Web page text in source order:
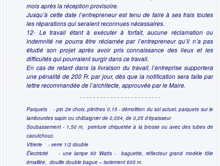
mois après la réception provisoire.
Jusqu’à cette date l’entrepreneur est tenu de faire à ses frais toutes
les réparations qui seraient reconnues nécessaires.
12- Le travail étant à exécuter à forfait, aucune réclamation ou
indemnité ne pourra être réclamée par l’entrepreneur qu’il n’a pas
étudié son projet après avoir pris connaissance des lieux et les
difficultés qui pourraient surgir dans ce travail.
En cas de retard dans la livraison du travail, l’entreprise supportera
une pénalité de 200 Fr. par jour, dès que la notification sera faite par
lettre recommandée de l’architecte, approuvée par le Maire.
- - - - - - - - - - - - - - - - - - - - - - - -
Parquets - pin 2e choix, plinthes 0,15 - démolition du sol actuel, parquets sur le
lambourdes sapin ou châtaignier de 0,054, de 0,25 d’épaisseur
Soubassement - 1,50 m, peinture chiquetée à la brosse ou avec des tubes de
caoutchouc.
Vitrerie - verre 1/2 double
Électricité - une lampe 60 Watts - baguette, réflecteur grand modèle tôle
émaillée, douille double bague – isolement 600 m.